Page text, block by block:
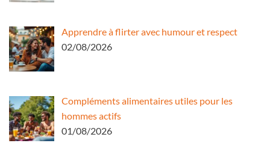
Apprendre à flirter avec humour et respect
02/08/2026
Compléments alimentaires utiles pour les
hommes actifs
01/08/2026